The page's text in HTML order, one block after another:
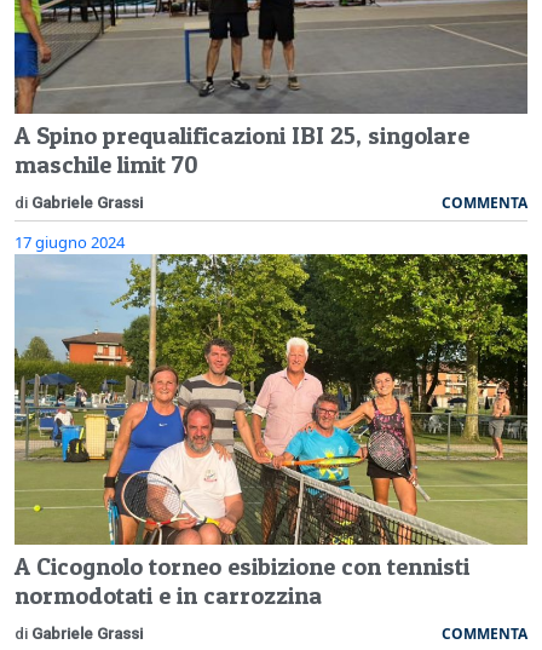
A Spino prequalificazioni IBI 25, singolare
maschile limit 70
di Gabriele Grassi COMMENTA
17 giugno 2024
A Cicognolo torneo esibizione con tennisti
normodotati e in carrozzina
di Gabriele Grassi COMMENTA